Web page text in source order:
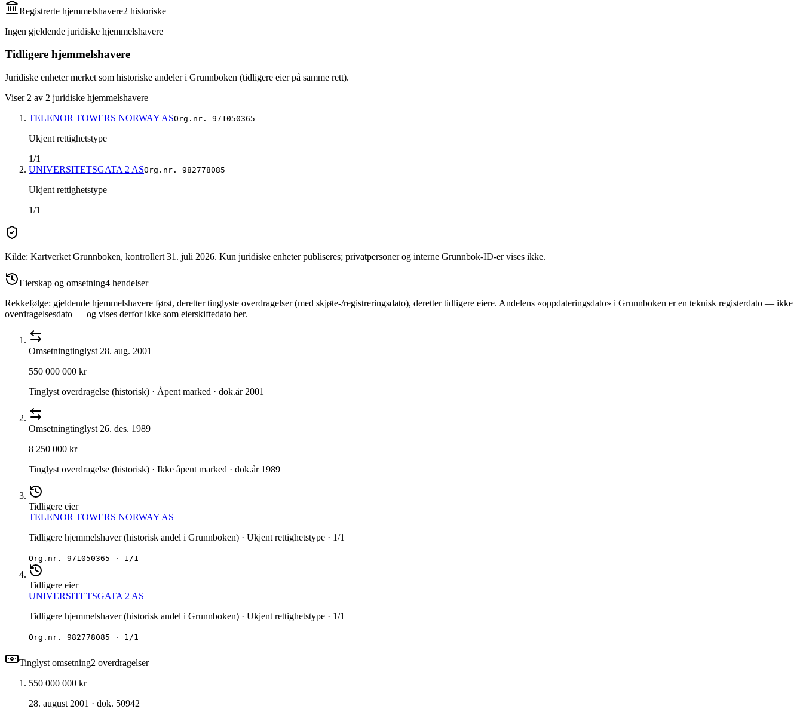
Registrerte hjemmelshavere2 historiske
Ingen gjeldende juridiske hjemmelshavere
Tidligere hjemmelshavere
Juridiske enheter merket som historiske andeler i Grunnboken (tidligere eier på samme rett).
Viser 2 av 2 juridiske hjemmelshavere
TELENOR TOWERS NORWAY ASOrg.nr. 971050365
Ukjent rettighetstype
1/1
UNIVERSITETSGATA 2 ASOrg.nr. 982778085
Ukjent rettighetstype
1/1
Kilde: Kartverket Grunnboken, kontrollert 31. juli 2026. Kun juridiske enheter publiseres; privatpersoner og interne Grunnbok-ID-er vises ikke.
Eierskap og omsetning4 hendelser
Rekkefølge: gjeldende hjemmelshavere først, deretter tinglyste overdragelser (med skjøte-/registreringsdato), deretter tidligere eiere. Andelens «oppdateringsdato» i Grunnboken er en teknisk registerdato — ikke
overdragelsesdato — og vises derfor ikke som eierskiftedato her.
Omsetningtinglyst 28. aug. 2001
550 000 000 kr
Tinglyst overdragelse (historisk) · Åpent marked · dok.år 2001
Omsetningtinglyst 26. des. 1989
8 250 000 kr
Tinglyst overdragelse (historisk) · Ikke åpent marked · dok.år 1989
Tidligere eier
TELENOR TOWERS NORWAY AS
Tidligere hjemmelshaver (historisk andel i Grunnboken) · Ukjent rettighetstype · 1/1
Org.nr. 971050365 · 1/1
Tidligere eier
UNIVERSITETSGATA 2 AS
Tidligere hjemmelshaver (historisk andel i Grunnboken) · Ukjent rettighetstype · 1/1
Org.nr. 982778085 · 1/1
Tinglyst omsetning2 overdragelser
550 000 000 kr
28. august 2001 · dok. 50942